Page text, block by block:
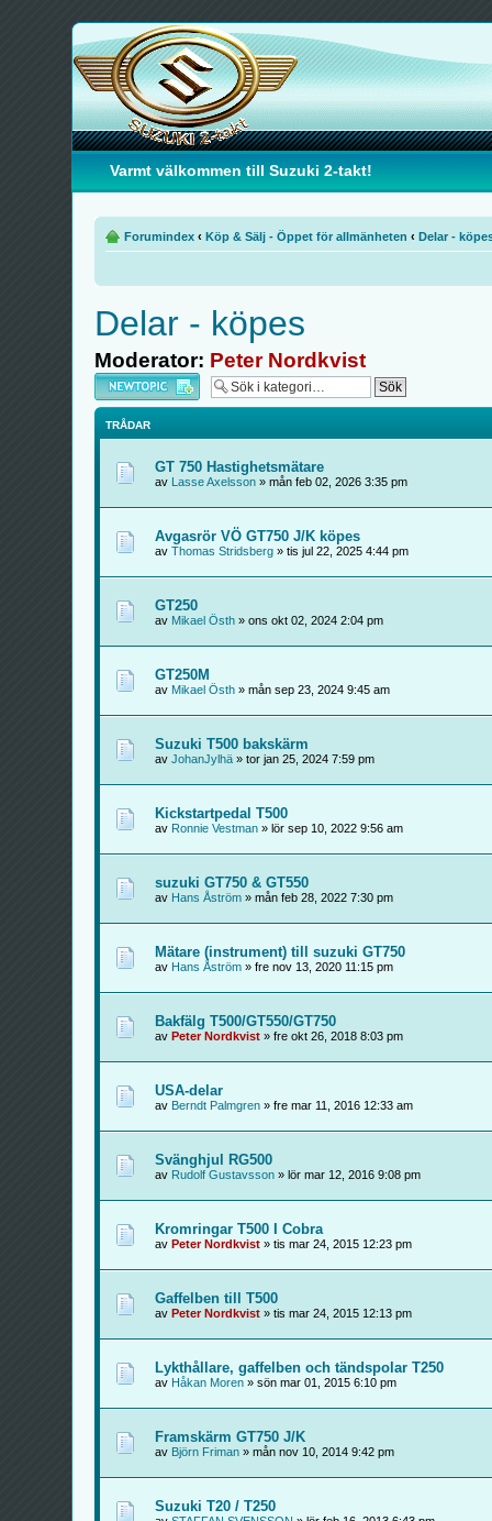
Varmt välkommen till Suzuki 2-takt!
Forumindex ‹ Köp & Sälj - Öppet för allmänheten ‹ Delar -
Delar - köpes
Moderator: Peter Nordkvist
Skapa en ny tråd
TRÅDAR
GT 750 Hastighetsmätare
av Lasse Axelsson » mån feb 02, 2026 3:35 pm
Avgasrör VÖ GT750 J/K köpes
av Thomas Stridsberg » tis jul 22, 2025 4:44 pm
GT250
av Mikael Östh » ons okt 02, 2024 2:04 pm
GT250M
av Mikael Östh » mån sep 23, 2024 9:45 am
Suzuki T500 bakskärm
av JohanJylhä » tor jan 25, 2024 7:59 pm
Kickstartpedal T500
av Ronnie Vestman » lör sep 10, 2022 9:56 am
suzuki GT750 & GT550
av Hans Åström » mån feb 28, 2022 7:30 pm
Mätare (instrument) till suzuki GT750
av Hans Åström » fre nov 13, 2020 11:15 pm
Bakfälg T500/GT550/GT750
av Peter Nordkvist » fre okt 26, 2018 8:03 pm
USA-delar
av Berndt Palmgren » fre mar 11, 2016 12:33 am
Svänghjul RG500
av Rudolf Gustavsson » lör mar 12, 2016 9:08 pm
Kromringar T500 I Cobra
av Peter Nordkvist » tis mar 24, 2015 12:23 pm
Gaffelben till T500
av Peter Nordkvist » tis mar 24, 2015 12:13 pm
Lykthållare, gaffelben och tändspolar T250
av Håkan Moren » sön mar 01, 2015 6:10 pm
Framskärm GT750 J/K
av Björn Friman » mån nov 10, 2014 9:42 pm
Suzuki T20 / T250